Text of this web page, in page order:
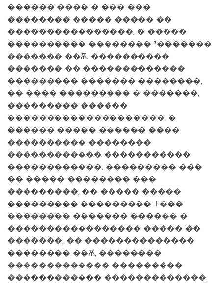
������ ���� � ��� ���
�������� ����� ����� ��
����������������, � �����
���������� �������� ³�������
������� ��Ѫ. ����������
������� �� �������������
��������� ������� ��������,
�� ���� ��������� � �������,
��������� ������
��������������������, �
������ ����� ������ ����
���������� ��������
������������ �����������
������������. ��������� ���
�� ����� �������� ���
���������, �� ����� �����
��������� ���������. Г���
�������� ������� ������ �
����������������� ����� ��
�������, �� ��������������
�������� ��Ѫ, ��������
������������� ���������
������������ �������������.